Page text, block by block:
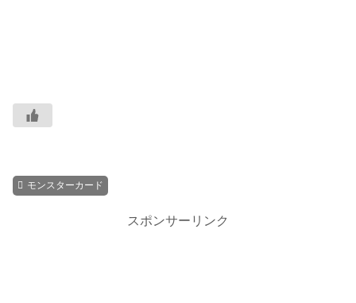
モンスターカード
スポンサーリンク